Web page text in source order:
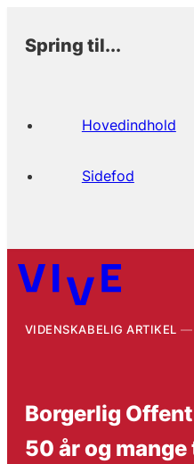
Spring til...
Hovedindhold
Sidefod
VIDENSKABELIG ARTIKEL
Borgerlig
50 år og